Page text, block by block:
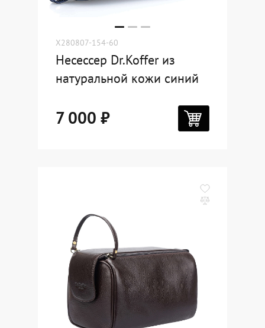
X280807-154-60
Несессер Dr.Koffer из
натуральной кожи синий
7 000 ₽